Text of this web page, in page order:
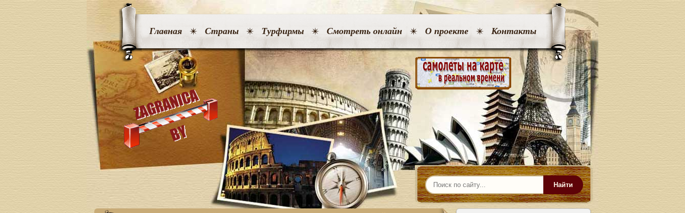
Главная Страны Турфирмы Смотреть онлайн О проекте Контакты
Найти